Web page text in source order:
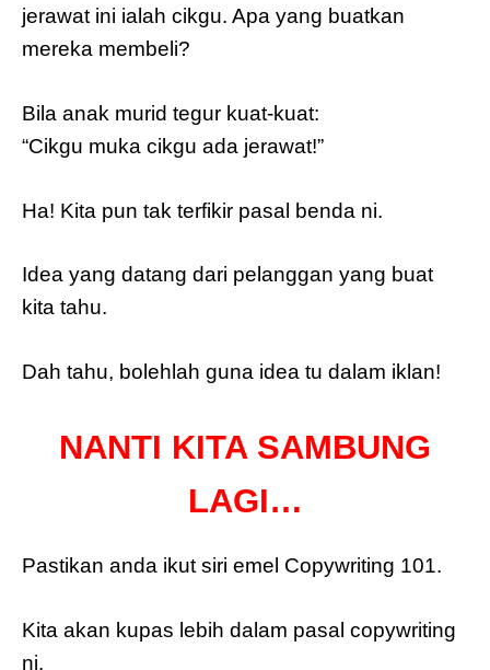
jerawat ini ialah cikgu. Apa yang buatkan
mereka membeli?
Bila anak murid tegur kuat-kuat:
“Cikgu muka cikgu ada jerawat!”
Ha! Kita pun tak terfikir pasal benda ni.
Idea yang datang dari pelanggan yang buat
kita tahu.
Dah tahu, bolehlah guna idea tu dalam iklan!
NANTI KITA SAMBUNG
LAGI…
Pastikan anda ikut siri emel Copywriting 101.
Kita akan kupas lebih dalam pasal copywriting
ni.